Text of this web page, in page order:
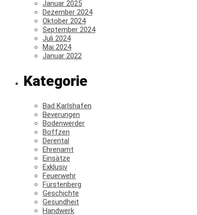
Januar 2025
Dezember 2024
Oktober 2024
September 2024
Juli 2024
Mai 2024
Januar 2022
Kategorie
Bad Karlshafen
Beverungen
Bodenwerder
Boffzen
Derental
Ehrenamt
Einsätze
Exklusiv
Feuerwehr
Fürstenberg
Geschichte
Gesundheit
Handwerk